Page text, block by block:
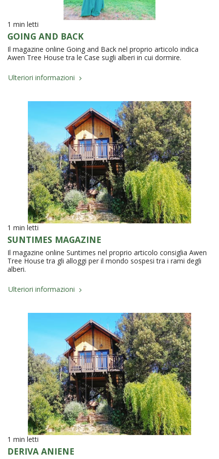
1 min letti
GOING AND BACK
Il magazine online Going and Back nel proprio articolo indica
Awen Tree House tra le Case sugli alberi in cui dormire.
Ulteriori informazioni
1 min letti
SUNTIMES MAGAZINE
Il magazine online Suntimes nel proprio articolo consiglia Awen
Tree House tra gli alloggi per il mondo sospesi tra i rami degli
alberi.
Ulteriori informazioni
1 min letti
DERIVA ANIENE